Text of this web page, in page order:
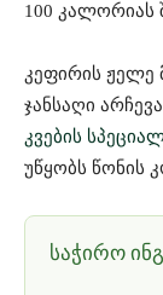
100 კალორიას
კეფირის
ჯანსაღი
კვების
უწყობს წონის
საჭირო